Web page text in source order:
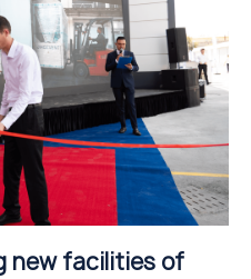
new facilities of